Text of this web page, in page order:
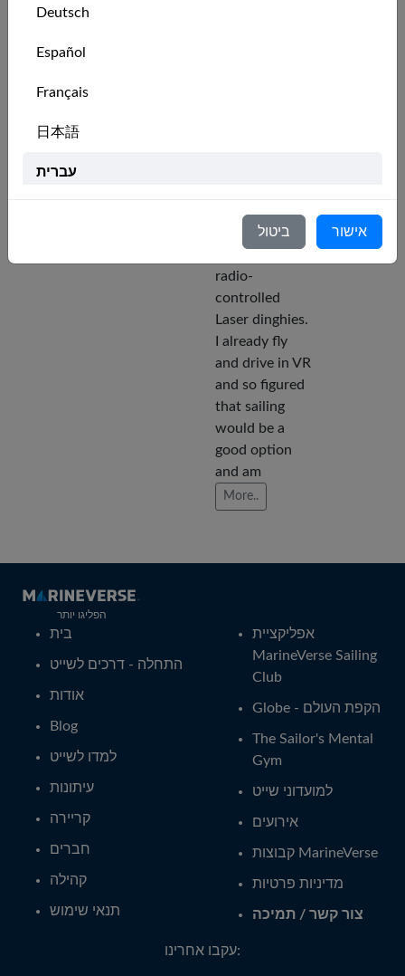
five years
sailing with
radio-
controlled
Laser dinghies.
I already fly
and drive in VR
and so figured
that sailing
would be a
good option
and am
More..
הפליגו יותר
בית
התחלה - דרכים לשייט
אודות
Blog
למדו לשייט
עיתונות
קריירה
חברים
קהילה
תנאי שימוש
אפליקציית
MarineVerse Sailing
Club
Globe - הקפת העולם
The Sailor's Mental
Gym
למועדוני שייט
אירועים
קבוצות MarineVerse
מדיניות פרטיות
צור קשר / תמיכה
עקבו אחרינו:
Deutsch
Español
Français
日本語
עברית
ביטול אישור